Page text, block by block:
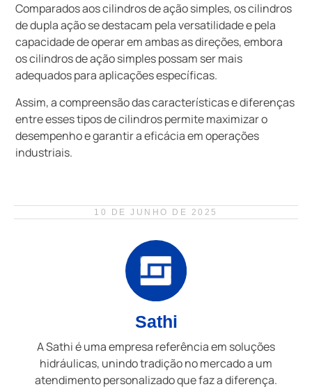
Comparados aos cilindros de ação simples, os cilindros
de dupla ação se destacam pela versatilidade e pela
capacidade de operar em ambas as direções, embora
os cilindros de ação simples possam ser mais
adequados para aplicações específicas.
Assim, a compreensão das características e diferenças
entre esses tipos de cilindros permite maximizar o
desempenho e garantir a eficácia em operações
industriais.
10 DE JUNHO DE 2025
Sathi
A Sathi é uma empresa referência em soluções
hidráulicas, unindo tradição no mercado a um
atendimento personalizado que faz a diferença.